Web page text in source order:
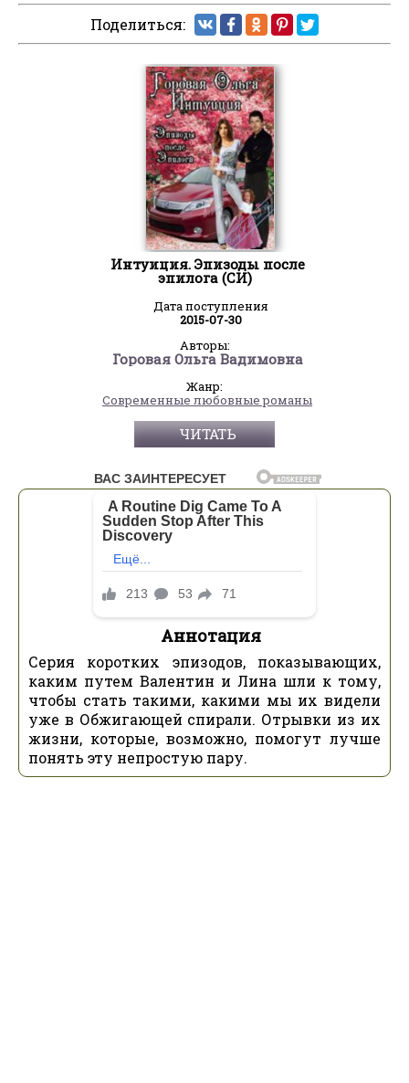
Поделиться:
Интуиция. Эпизоды после
эпилога (СИ)
Дата поступления
2015-07-30
Авторы:
Горовая Ольга Вадимовна
Жанр:
Современные любовные романы
ЧИТАТЬ
Аннотация
Серия коротких эпизодов, показывающих,
каким путем Валентин и Лина шли к тому,
чтобы стать такими, какими мы их видели
уже в Обжигающей спирали. Отрывки из их
жизни, которые, возможно, помогут лучше
понять эту непростую пару.